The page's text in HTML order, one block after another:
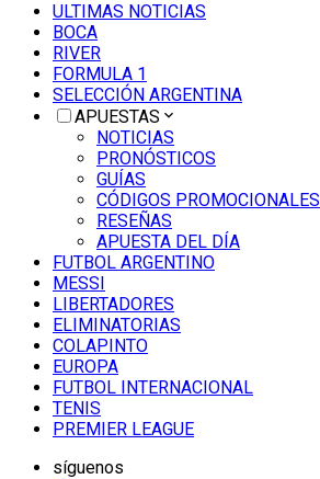
ULTIMAS NOTICIAS
BOCA
RIVER
FORMULA 1
SELECCIÓN ARGENTINA
APUESTAS
NOTICIAS
PRONÓSTICOS
GUÍAS
CÓDIGOS PROMOCIONALES
RESEÑAS
APUESTA DEL DÍA
FUTBOL ARGENTINO
MESSI
LIBERTADORES
ELIMINATORIAS
COLAPINTO
EUROPA
FUTBOL INTERNACIONAL
TENIS
PREMIER LEAGUE
síguenos